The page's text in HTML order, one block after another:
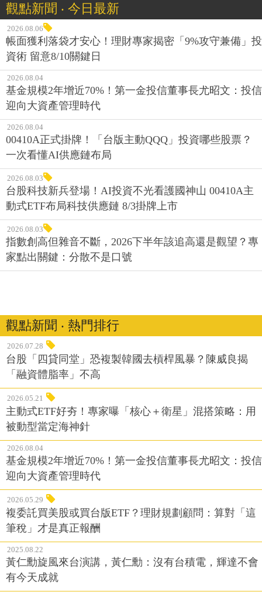
觀點新聞 ‧ 今日最新
2026.08.06
帳面獲利落袋才安心！理財專家揭密「9%攻守兼備」投
資術 留意8/10關鍵日
2026.08.04
基金規模2年增近70%！第一金投信董事長尤昭文：投信
迎向大資產管理時代
2026.08.04
00410A正式掛牌！「台版主動QQQ」投資哪些股票？
一次看懂AI供應鏈布局
2026.08.03
台股科技新兵登場！AI投資不光看護國神山 00410A主
動式ETF布局科技供應鏈 8/3掛牌上市
2026.08.03
指數創高但雜音不斷，2026下半年該追高還是觀望？專
家點出關鍵：分散不是口號
觀點新聞 ‧ 熱門排行
2026.07.28
台股「四貸同堂」恐複製韓國去槓桿風暴？陳威良揭
「融資體脂率」不高
2026.05.21
主動式ETF好夯！專家曝「核心＋衛星」混搭策略：用
被動型當定海神針
2026.08.04
基金規模2年增近70%！第一金投信董事長尤昭文：投信
迎向大資產管理時代
2026.05.29
複委託買美股或買台版ETF？理財規劃顧問：算對「這
筆稅」才是真正報酬
2025.08.22
黃仁勳旋風來台演講，黃仁勳：沒有台積電，輝達不會
有今天成就